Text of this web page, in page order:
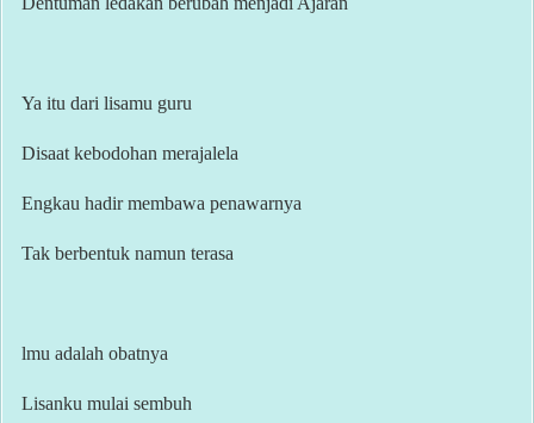
Ya itu dari lisamu guru
Disaat kebodohan merajalela
Engkau hadir membawa penawarnya
Tak berbentuk namun terasa
lmu adalah obatnya
Lisanku mulai sembuh